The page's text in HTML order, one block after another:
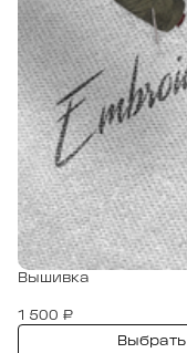
Вышивка
1 500 ₽
Выбрать